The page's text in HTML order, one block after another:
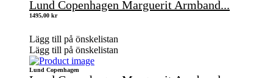
Lund Copenhagen Marguerit Armband...
1495,00 kr
Lägg till på önskelistan
Lägg till på önskelistan
Lund Copenhagen